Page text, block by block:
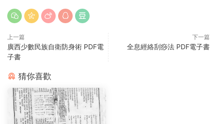
上一篇
廣西少數民族自衛防身術 PDF電
子書
下一篇
全息經絡刮痧法 PDF電子書
猜你喜歡